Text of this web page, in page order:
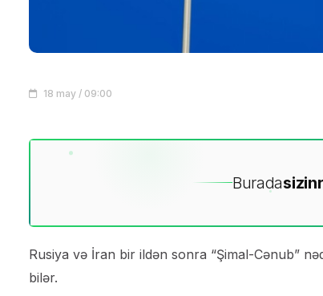
18 may / 09:00
Buradasizin
Rusiya və İran bir ildən sonra “Şimal-Cənub”
bilər.